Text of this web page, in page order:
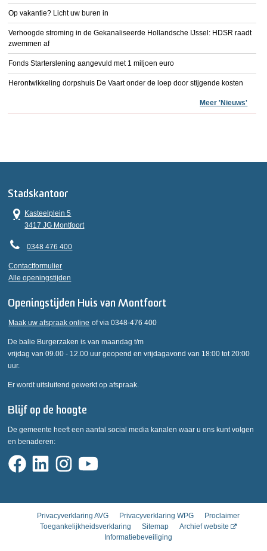
Op vakantie? Licht uw buren in
Verhoogde stroming in de Gekanaliseerde Hollandsche IJssel: HDSR raadt
zwemmen af
Fonds Starterslening aangevuld met 1 miljoen euro
Herontwikkeling dorpshuis De Vaart onder de loep door stijgende kosten
Meer 'Nieuws'
Stadskantoor
Kasteelplein 5
3417 JG Montfoort
0348 476 400
Contactformulier
Alle openingstijden
Openingstijden Huis van Montfoort
Maak uw afspraak online of via 0348-476 400
De balie Burgerzaken is van maandag t/m
vrijdag van 09.00 - 12.00 uur geopend en vrijdagavond van 18:00 tot 20:00
uur.
Er wordt uitsluitend gewerkt op afspraak.
Blijf op de hoogte
De gemeente heeft een aantal social media kanalen waar u ons kunt volgen
en benaderen:
Privacyverklaring AVG Privacyverklaring WPG
Proclaimer
Toegankelijkheidsverklaring
Sitemap
Archief website
Informatiebeveiliging